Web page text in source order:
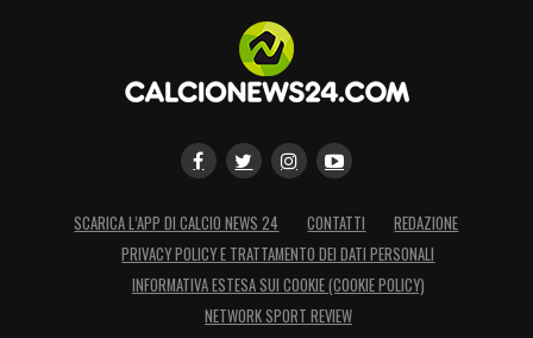
SCARICA L’APP DI CALCIO NEWS 24 CONTATTI
REDAZIONE
PRIVACY POLICY E TRATTAMENTO DEI DATI PERSONALI
INFORMATIVA ESTESA SUI COOKIE (COOKIE POLICY)
NETWORK SPORT REVIEW